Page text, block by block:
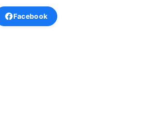
Facebook